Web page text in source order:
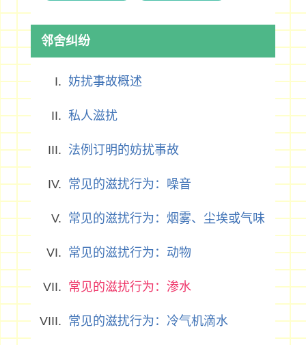
邻舍纠纷
妨扰事故概述
私人滋扰
法例订明的妨扰事故
常见的滋扰行为：噪音
常见的滋扰行为：烟雾、尘埃或气味
常见的滋扰行为：动物
常见的滋扰行为：渗水
常见的滋扰行为：冷气机滴水